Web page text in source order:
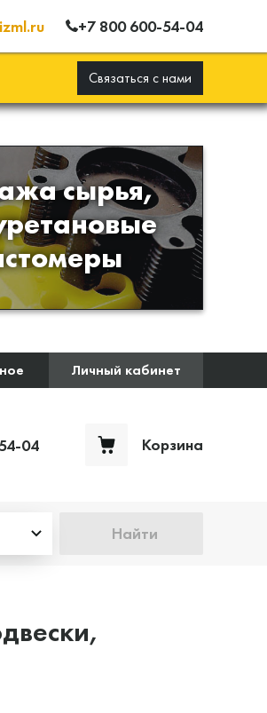
+7 800 600-54-04
Связаться с нами
сырья,
сырья для
изделий из
полиуретана
Личный кабинет
04 Корзина
Найти